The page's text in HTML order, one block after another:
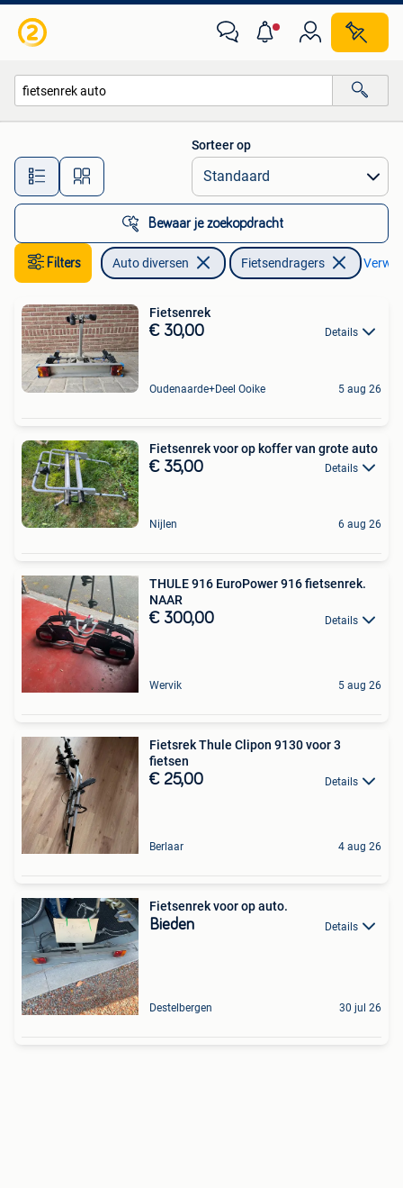
Alle afstanden…
Sorteer op
Bewaar je zoekopdracht
Filters Auto diversen Fietsendragers
Fietsenrek
€ 30,00 Details
Oudenaarde+Deel Ooike 5 aug 26
Fietsenrek voor op koffer van grote auto
€ 35,00 Details
Nijlen 6 aug 26
THULE 916 EuroPower 916 fietsenrek.
NAAR
€ 300,00 Details
Wervik 5 aug 26
Fietsrek Thule Clipon 9130 voor 3
fietsen
€ 25,00 Details
Berlaar 4 aug 26
Fietsenrek voor op auto.
Bieden Details
Destelbergen 30 jul 26